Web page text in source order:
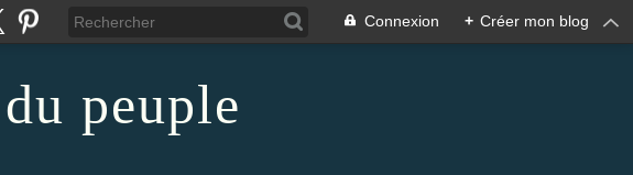
Connexion + Créer mon blog
peuple